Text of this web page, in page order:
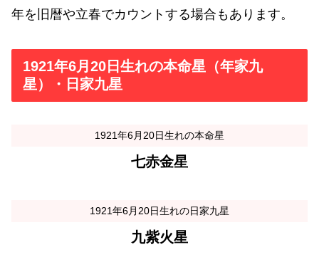
年を旧暦や立春でカウントする場合もあります。
1921年6月20日生れの本命星（年家九
星）・日家九星
1921年6月20日生れの本命星
七赤金星
1921年6月20日生れの日家九星
九紫火星